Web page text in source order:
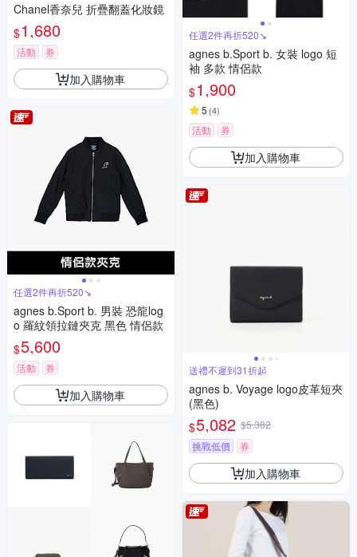
Chanel香奈兒 折疊翻蓋化妝鏡
$1,680
活動 券
加入購物車
任選2件再折520↘
agnes b.Sport b. 男裝 恐龍log
o 羅紋領拉鏈夾克 黑色 情侶款
$5,600
活動 券
加入購物車
任選2件再折520↘
agnes b.Sport b. 女裝 logo 短
袖 多款 情侶款
$1,900
5 (4)
活動 券
加入購物車
送禮不遲到31折起
agnes b. Voyage logo皮革短夾
(黑色)
$5,082 $5,382
挑戰低價
券
加入購物車